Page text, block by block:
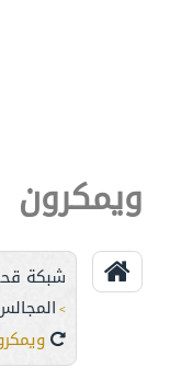
ويمكرون
شبكة
>